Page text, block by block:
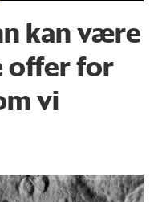
kan være
offer for
vi